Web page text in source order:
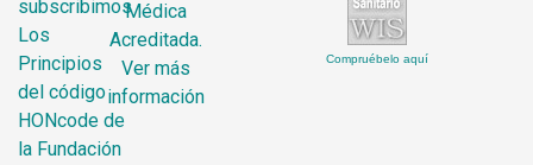
Compruébelo aquí